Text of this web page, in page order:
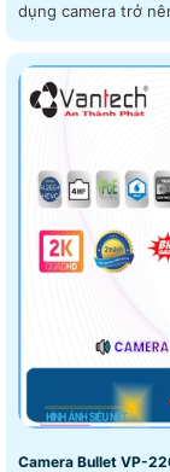
dụng camera trở
Camera Bullet VP-